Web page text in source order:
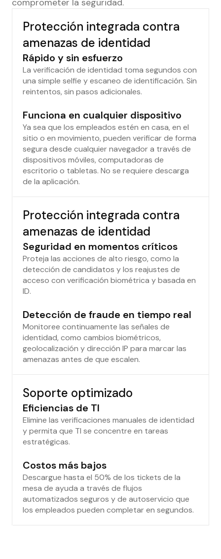
comprometer la seguridad.
Protección integrada contra
amenazas de identidad
Rápido y sin esfuerzo
La verificación de identidad toma segundos con
una simple selfie y escaneo de identificación. Sin
reintentos, sin pasos adicionales.
Funciona en cualquier dispositivo
Ya sea que los empleados estén en casa, en el
sitio o en movimiento, pueden verificar de forma
segura desde cualquier navegador a través de
dispositivos móviles, computadoras de
escritorio o tabletas. No se requiere descarga
de la aplicación.
Protección integrada contra
amenazas de identidad
Seguridad en momentos críticos
Proteja las acciones de alto riesgo, como la
detección de candidatos y los reajustes de
acceso con verificación biométrica y basada en
ID.
Detección de fraude en tiempo real
Monitoree continuamente las señales de
identidad, como cambios biométricos,
geolocalización y dirección IP para marcar las
amenazas antes de que escalen.
Soporte optimizado
Eficiencias de TI
Elimine las verificaciones manuales de identidad
y permita que TI se concentre en tareas
estratégicas.
Costos más bajos
Descargue hasta el 50% de los tickets de la
mesa de ayuda a través de flujos
automatizados seguros y de autoservicio que
los empleados pueden completar en segundos.